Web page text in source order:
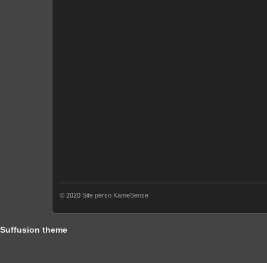
© 2020 Site perso KameSense
Suffusion theme